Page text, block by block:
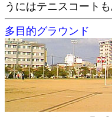
うにはテニスコートも
多目的グラウンド